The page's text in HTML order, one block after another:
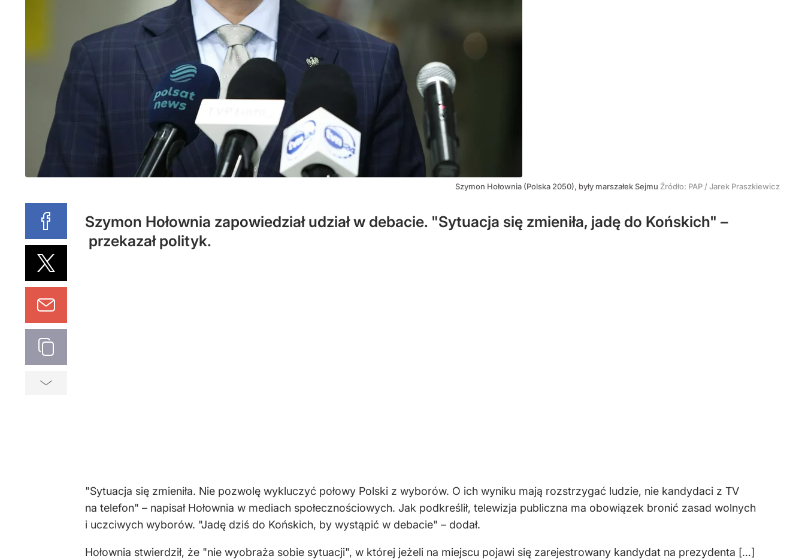
Szymon Hołownia (Polska 2050), były marszałek Sejmu Źródło: PAP /Jarek Praszkiewicz
Szymon Hołownia zapowiedział udział w debacie. "Sytuacja się zmieniła, jadę do Końskich" –
przekazał polityk.
"Sytuacja się zmieniła. Nie pozwolę wykluczyć połowy Polski z wyborów. O ich wyniku mają rozstrzygać ludzie, nie kandydaci z TV
na telefon" – napisał Hołownia w mediach społecznościowych. Jak podkreślił, telewizja publiczna ma obowiązek bronić zasad wolnych
i uczciwych wyborów. "Jadę dziś do Końskich, by wystąpić w debacie" – dodał.
Hołownia stwierdził, że "nie wyobraża sobie sytuacji", w której jeżeli na miejscu pojawi się zarejestrowany kandydat na prezydenta […]